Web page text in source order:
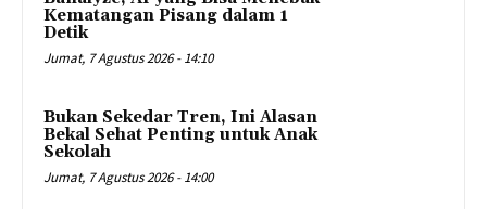
Kematangan Pisang dalam 1
Detik
Jumat, 7 Agustus 2026 - 14:10
Bukan Sekedar Tren, Ini Alasan
Bekal Sehat Penting untuk Anak
Sekolah
Jumat, 7 Agustus 2026 - 14:00